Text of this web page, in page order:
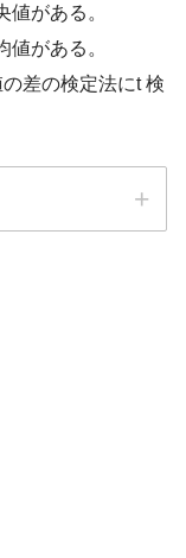
がある。
がある。
差の検定法にt 検